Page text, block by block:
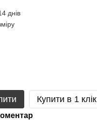
днів
Купити в 1 клік